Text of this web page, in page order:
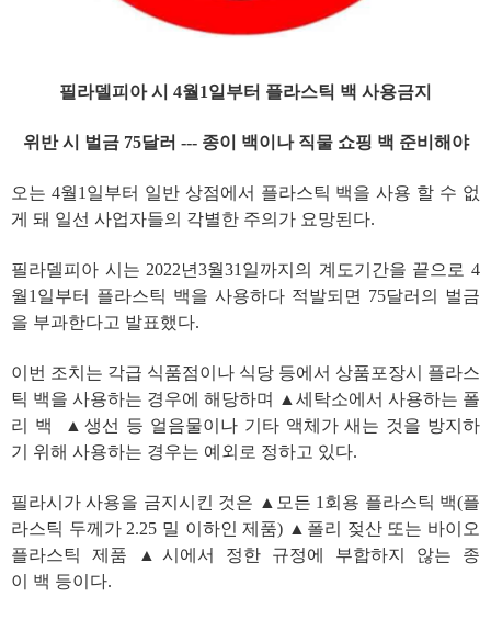
필라델피아 시 4월1일부터 플라스틱 백 사용금지
위반 시 벌금 75달러 --- 종이 백이나 직물 쇼핑 백 준비해야
오는 4월1일부터 일반 상점에서 플라스틱 백을 사용 할 수 없
게 돼 일선 사업자들의 각별한 주의가 요망된다.
필라델피아 시는 2022년3월31일까지의 계도기간을 끝으로 4
월1일부터 플라스틱 백을 사용하다 적발되면 75달러의 벌금
을 부과한다고 발표했다.
이번 조치는 각급 식품점이나 식당 등에서 상품포장시 플라스
틱 백을 사용하는 경우에 해당하며 ▲세탁소에서 사용하는 폴
리 백 ▲생선 등 얼음물이나 기타 액체가 새는 것을 방지하
기 위해 사용하는 경우는 예외로 정하고 있다.
필라시가 사용을 금지시킨 것은 ▲모든 1회용 플라스틱 백(플
라스틱 두께가 2.25 밀 이하인 제품) ▲폴리 젖산 또는 바이오
플라스틱 제품 ▲시에서 정한 규정에 부합하지 않는 종
이 백 등이다.